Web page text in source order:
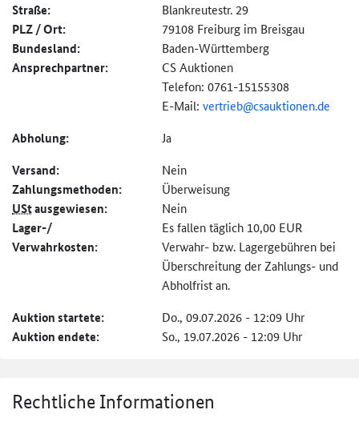
Straße: Blankreutestr. 29
PLZ / Ort: 79108 Freiburg im Breisgau
Bundesland: Baden-Württemberg
Ansprechpartner:
CS Auktionen
Telefon: 0761-15155308
E-Mail: vertrieb@csauktionen.de
Abholung: Ja
Versand: Nein
Zahlungs­methoden: Überweisung
UStausgewiesen: Nein
Lager-/
Verwahrkosten:
Es fallen täglich 10,00 EUR
Verwahr- bzw. Lagergebühren bei
Überschreitung der Zahlungs- und
Abholfrist an.
Auktion startete: Do., 09.07.2026 - 12:09 Uhr
Auktion endete: So., 19.07.2026 - 12:09 Uhr
Rechtliche Informationen